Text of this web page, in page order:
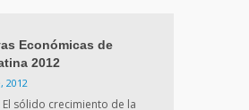
Económicas de
2012
2012
El sólido crecimiento de la